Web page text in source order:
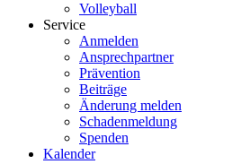
Volleyball
Service
Anmelden
Ansprechpartner
Prävention
Beiträge
Änderung melden
Schadenmeldung
Spenden
Kalender